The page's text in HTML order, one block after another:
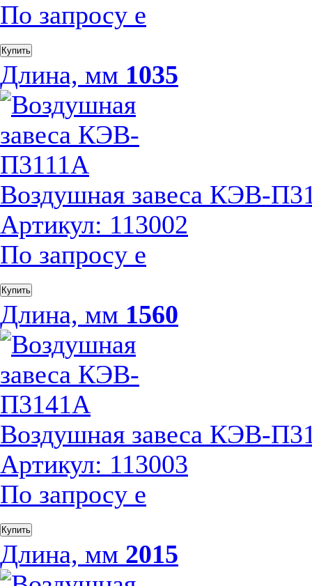
По запросу е
Купить
Длина, мм 1035
Воздушная завеса КЭВ-
Артикул: 113002
По запросу е
Купить
Длина, мм 1560
Воздушная завеса КЭВ-
Артикул: 113003
По запросу е
Купить
Длина, мм 2015